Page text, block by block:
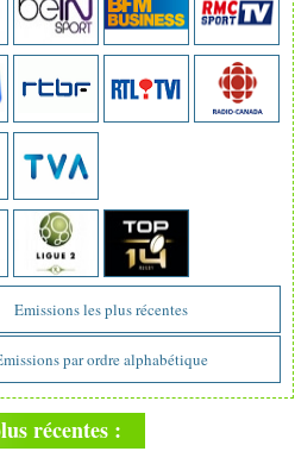
Emissions les plus récentes
par ordre alphabétique
récentes :